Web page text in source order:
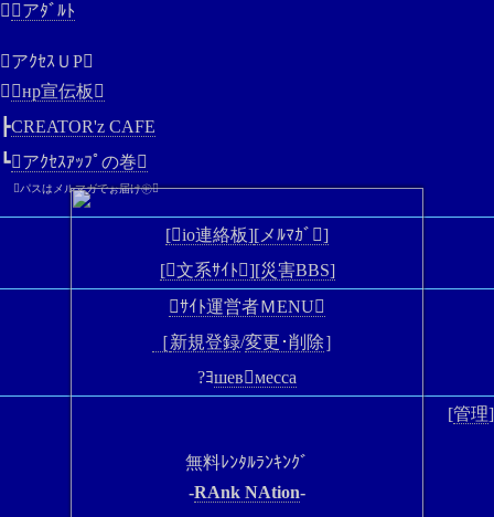
 アﾀﾞﾙﾄ
アｸｾｽＵP
┣ нр宣伝板
┣CREATOR'z CAFE
┗アｸｾｽｱｯﾌﾟの巻
パスはメルマガでぉ届け㊥
[io連絡板][メﾙﾏｶﾞ]
[文系ｻｲﾄ][災害BBS]
ｻｲﾄ運営者ＭENU
［新規登録/変更･削除］
?ﾖшевмесса
[管理]
無料ﾚﾝﾀﾙﾗﾝｷﾝｸﾞ
-RAnk NAtion-